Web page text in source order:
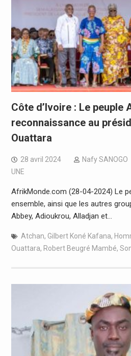
Côte d’Ivoire : Le peuple
reconnaissance au
Ouattara
28 avril 2024 Nafy SANOGO
UNE
AfrikMonde.com (28-04-2024) Le
ensemble, ainsi que les autres
Abbey, Adioukrou, Alladjan et…
Atchan, Gilbert Koné Kafana,
Ouattara, Robert Beugré Mambé,